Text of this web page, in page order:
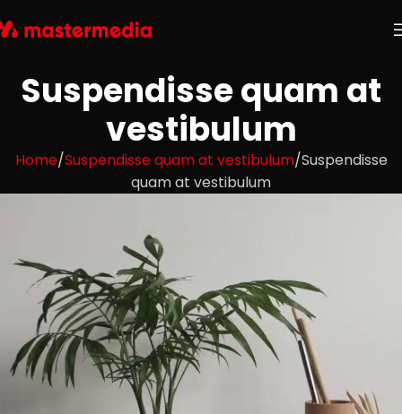
Suspendisse quam at
vestibulum
Home Suspendisse quam at vestibulum Suspendisse
quam at vestibulum